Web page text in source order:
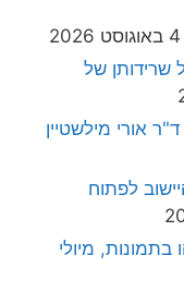
4 באוגוסט 2026
שרידותן של
אורי מילשטיין
לפתוח
מיולי